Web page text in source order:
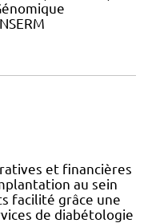
et financières
au sein
facilité grâce une
de diabétologie